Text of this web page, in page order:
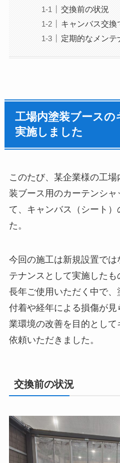
交換前の状況
キャンバス交換
定期的なメンテ
工場内塗装ブース
実施しました
このたび、某企業様の工
装ブース用のカーテンシ
て、キャンバス（シート
た。
今回の施工は新規設置で
テナンスとして実施したも
長年ご使用いただく中で
付着や経年による損傷が
業環境の改善を目的とし
依頼いただきました。
交換前の状況